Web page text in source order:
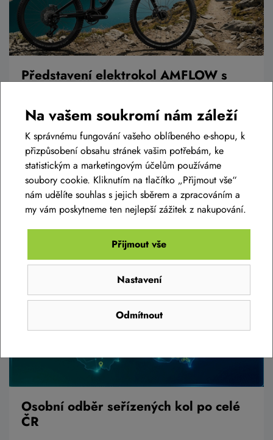
Představení elektrokol AMFLOW s
Do naší nabídky jsme zařadili novou prestižní značku elektrokol
komponentů také novými motory AVINOX s brutální sílou a
výkonem. Pojďme se na to podívat blíž.
Číst článek
Osobní odběr seřízených kol po celé
ČR
Na vašem soukromí nám záleží
K správnému fungování vašeho oblíbeného e-shopu, k
přizpůsobení obsahu stránek vašim potřebám, ke
statistickým a marketingovým účelům používáme
soubory cookie. Kliknutím na tlačítko „Přijmout vše“
nám udělíte souhlas s jejich sběrem a zpracováním a
my vám poskytneme ten nejlepší zážitek z nakupování.
Odmítnout
Nastavení
Přijmout vše